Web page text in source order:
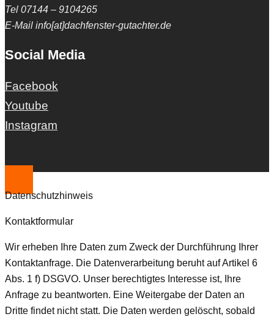
Tel 07144 – 9104265
E-Mail info[at]dachfenster-gutachter.de
Social Media
Facebook
Youtube
Instagram
Datenschutzhinweis
Kontaktformular
Wir erheben Ihre Daten zum Zweck der Durchführung Ihrer
Kontaktanfrage. Die Datenverarbeitung beruht auf Artikel 6
Abs. 1 f) DSGVO. Unser berechtigtes Interesse ist, Ihre
Anfrage zu beantworten. Eine Weitergabe der Daten an
Dritte findet nicht statt. Die Daten werden gelöscht, sobald